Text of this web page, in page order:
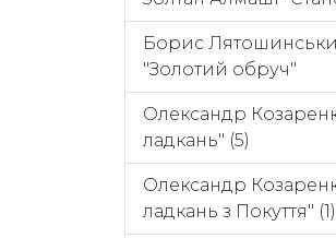
Борис
"Золотий обруч"
Олександр
ладкань" (5)
Олександр
ладкань з Покуття" (1)